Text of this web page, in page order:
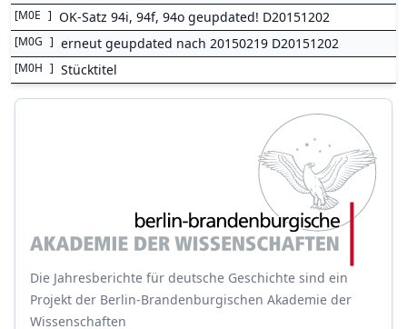
[M0E ] OK-Satz 94i, 94f, 94o geupdated! D20151202
[M0G ] erneut geupdated nach 20150219 D20151202
[M0H ] Stücktitel
Die Jahresberichte für deutsche Geschichte sind ein
Projekt der Berlin-Brandenburgischen Akademie der
Wissenschaften